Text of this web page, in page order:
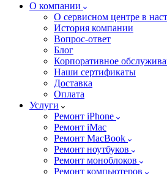
О компании
О сервисном центре в
История компании
Вопрос-ответ
Блог
Корпоративное
Наши сертификаты
Доставка
Оплата
Услуги
Ремонт iPhone
Ремонт iMac
Ремонт MacBook
Ремонт ноутбуков
Ремонт моноблоков
Ремонт компьютеров